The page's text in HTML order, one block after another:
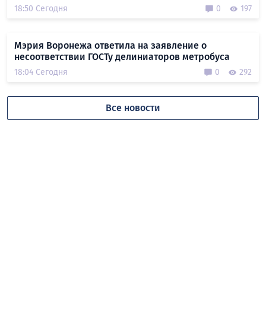
18:50 Сегодня 0 197
Мэрия Воронежа ответила на заявление о
несоответствии ГОСТу делиниаторов метробуса
18:04 Сегодня 0 292
Все новости